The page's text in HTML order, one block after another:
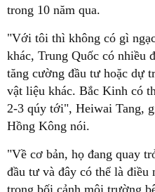
trong 10 năm qua.
"Với tôi thì không có gì
khác, Trung Quốc có nhiều
tăng cường đầu tư hoặc dự
vật liệu khác. Bắc Kinh có
2-3 qúy tới", Heiwai Tang,
Hồng Kông nói.
"Về cơ bản, họ đang quay
đầu tư và đây có thể là
trong bối cảnh môi trường